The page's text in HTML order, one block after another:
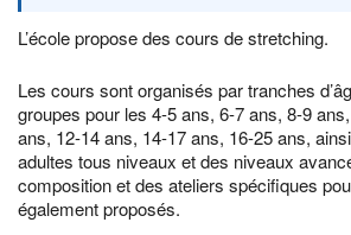
L’école propose des cours de stretching.
Les cours sont organisés par tranches
groupes pour les 4-5 ans, 6-7 ans, 8-9
ans, 12-14 ans, 14-17 ans, 16-25 ans,
adultes tous niveaux et des niveaux
composition et des ateliers spécifiques
également proposés.